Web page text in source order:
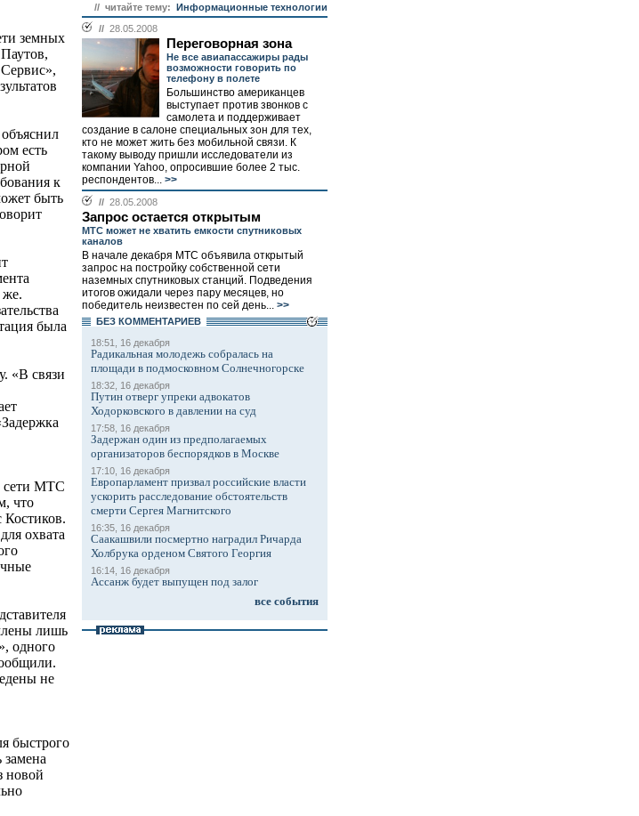
земных
есть
к
быть
же.
была
«В связи
сети МТС
что
охвата
лишь
одного
не
быстрого
новой
// читайте тему: Информационные технологии
// 28.05.2008
Переговорная зона
Не все авиапассажиры рады
возможности говорить по
телефону в полете
Большинство американцев
выступает против звонков с
самолета и поддерживает
создание в салоне специальных зон для тех,
кто не может жить без мобильной связи. К
такому выводу пришли исследователи из
компании Yahoo, опросившие более 2 тыс.
респондентов... >>
// 28.05.2008
Запрос остается открытым
МТС может не хватить емкости спутниковых
каналов
В начале декабря МТС объявила открытый
запрос на постройку собственной сети
наземных спутниковых станций. Подведения
итогов ожидали через пару месяцев, но
победитель неизвестен по сей день... >>
БЕЗ КОМMЕНТАРИЕВ
18:51, 16 декабря
Радикальная молодежь собралась на
площади в подмосковном Солнечногорске
18:32, 16 декабря
Путин отверг упреки адвокатов
Ходорковского в давлении на суд
17:58, 16 декабря
Задержан один из предполагаемых
организаторов беспорядков в Москве
17:10, 16 декабря
Европарламент призвал российские власти
ускорить расследование обстоятельств
смерти Сергея Магнитского
16:35, 16 декабря
Саакашвили посмертно наградил Ричарда
Холбрука орденом Святого Георгия
16:14, 16 декабря
Ассанж будет выпущен под залог
все события